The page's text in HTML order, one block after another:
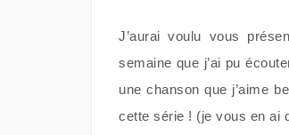
J’aurai voulu vous
semaine que j’ai pu
une chanson que j’aime
cette série ! (je vous en ai